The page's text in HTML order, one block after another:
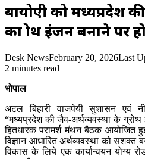
बायोएग्री को मध्यप्रदेश
का ग्रोथ इंजन बनाने पर
Desk NewsFebruary 20, 2026Last
2 minutes read
भोपाल
अटल बिहारी वाजपेयी सुशासन एवं
“मध्यप्रदेश की जैव-अर्थव्यवस्था के ग्रोथ
हितधारक परामर्श मंथन बैठक आयोजित
विज्ञान आधारित अर्थव्यवस्था को सशक्त
विकास के लिये एक कार्यान्वयन योग्य